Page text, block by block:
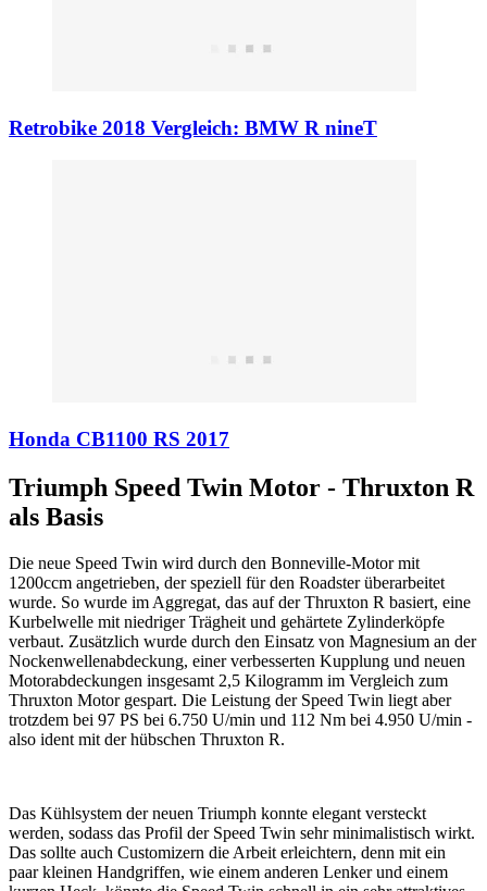
Retrobike 2018 Vergleich: BMW R nineT
Honda CB1100 RS 2017
Triumph Speed Twin Motor - Thruxton R
als Basis
Die neue Speed Twin wird durch den Bonneville-Motor mit
1200ccm angetrieben, der speziell für den Roadster überarbeitet
wurde. So wurde im Aggregat, das auf der Thruxton R basiert, eine
Kurbelwelle mit niedriger Trägheit und gehärtete Zylinderköpfe
verbaut. Zusätzlich wurde durch den Einsatz von Magnesium an der
Nockenwellenabdeckung, einer verbesserten Kupplung und neuen
Motorabdeckungen insgesamt 2,5 Kilogramm im Vergleich zum
Thruxton Motor gespart. Die Leistung der Speed Twin liegt aber
trotzdem bei 97 PS bei 6.750 U/min und 112 Nm bei 4.950 U/min -
also ident mit der hübschen Thruxton R.
Das Kühlsystem der neuen Triumph konnte elegant versteckt
werden, sodass das Profil der Speed Twin sehr minimalistisch wirkt.
Das sollte auch Customizern die Arbeit erleichtern, denn mit ein
paar kleinen Handgriffen, wie einem anderen Lenker und einem